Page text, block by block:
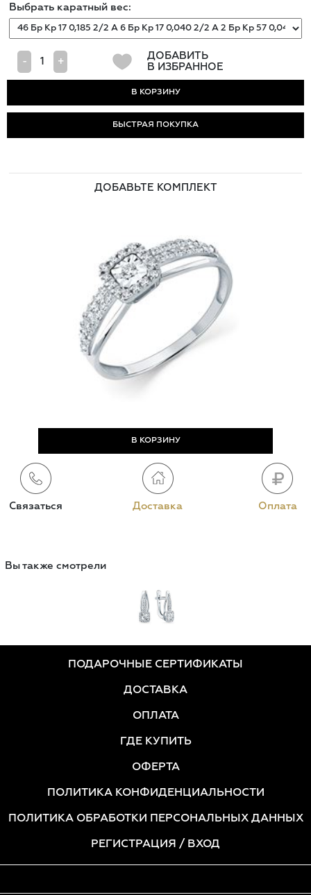
Выбрать каратный вес:
- +
ДОБАВИТЬ
В ИЗБРАННОЕ
БЫСТРАЯ ПОКУПКА
ДОБАВЬТЕ КОМПЛЕКТ
Связаться Доставка Оплата
Вы также смотрели
ПОДАРОЧНЫЕ СЕРТИФИКАТЫ
ДОСТАВКА
ОПЛАТА
ГДЕ КУПИТЬ
ОФЕРТА
ПОЛИТИКА КОНФИДЕНЦИАЛЬНОСТИ
ПОЛИТИКА ОБРАБОТКИ ПЕРСОНАЛЬНЫХ ДАННЫХ
РЕГИСТРАЦИЯ / ВХОД